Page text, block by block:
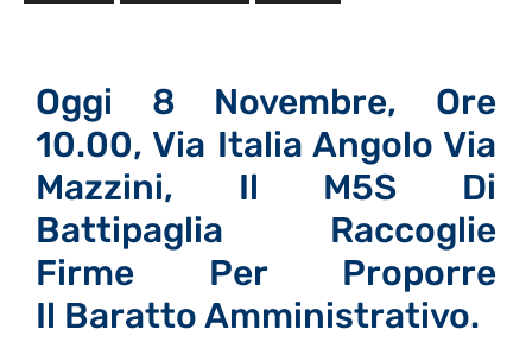
Oggi 8 Novembre, Ore
10.00, Via Italia Angolo Via
Mazzini, Il M5S Di
Battipaglia Raccoglie
Firme Per Proporre
Il Baratto Amministrativo.